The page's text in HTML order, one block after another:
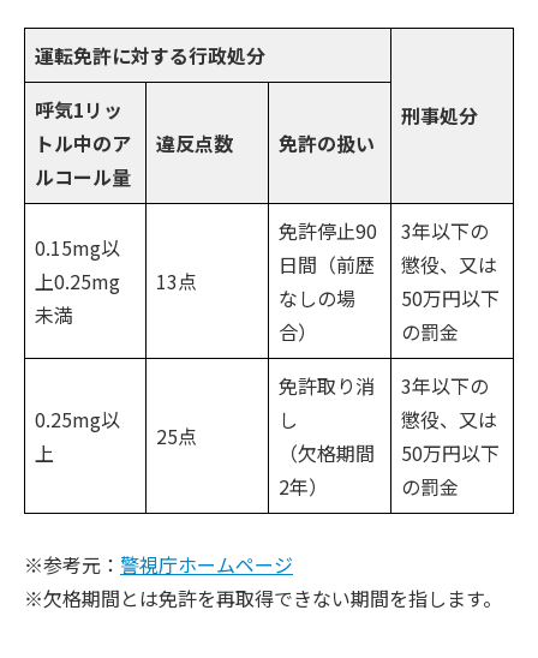
運転免許に対する行政処分
刑事処分
呼気1リッ
トル中のア
ルコール量
違反点数 免許の扱い
0.15mg以
上0.25mg
未満
13点
免許停止90
日間（前歴
なしの場
合）
3年以下の
懲役、又は
50万円以下
の罰金
0.25mg以
上
25点
免許取り消
し
（欠格期間
2年）
3年以下の
懲役、又は
50万円以下
の罰金
※参考元： 警視庁ホームページ
※欠格期間とは免許を再取得できない期間を指します。